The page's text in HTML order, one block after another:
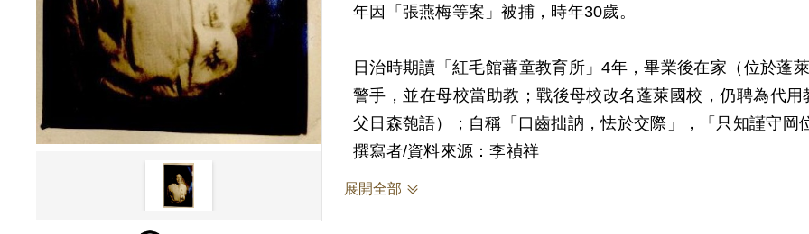
年因「張燕梅等案」被捕，時年30歲。
日治時期讀「紅毛館蕃童教育所」4年，畢業後在家（位於蓬
警手，並在母校當助教；戰後母校改名蓬萊國校，仍聘為代
父日森匏語）；自稱「口齒拙訥，怯於交際」，「只知謹守
地之間，於時局事絕少知聞」，卻仍捲入白色恐怖風暴。
撰寫者/資料來源：李禎祥
展開全部